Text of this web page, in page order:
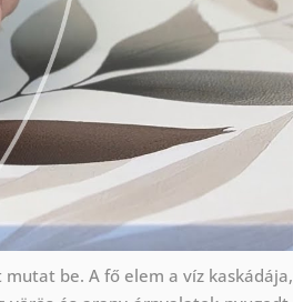
be. A fő elem a víz kaskádája,